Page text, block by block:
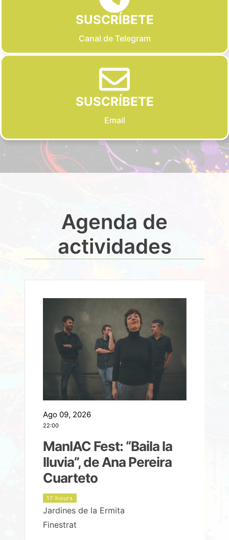
SUSCRÍBETE
Canal de Telegram
SUSCRÍBETE
Email
Agenda de
actividades
Ago 09, 2026
22:00
ManIAC Fest: “Baila la
lluvia”, de Ana Pereira
Cuarteto
17 hours
Jardines de la Ermita
Finestrat